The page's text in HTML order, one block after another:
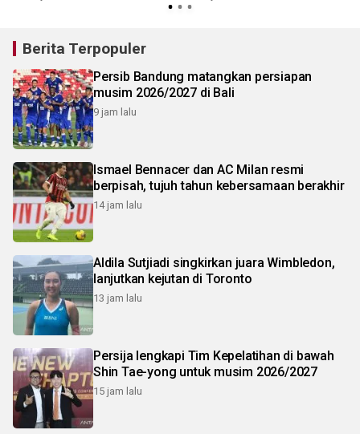
ekosistem pesisir
Berita Terpopuler
Persib Bandung matangkan persiapan
musim 2026/2027 di Bali
9 jam lalu
Ismael Bennacer dan AC Milan resmi
berpisah, tujuh tahun kebersamaan berakhir
14 jam lalu
Aldila Sutjiadi singkirkan juara Wimbledon,
lanjutkan kejutan di Toronto
13 jam lalu
Persija lengkapi Tim Kepelatihan di bawah
Shin Tae-yong untuk musim 2026/2027
15 jam lalu